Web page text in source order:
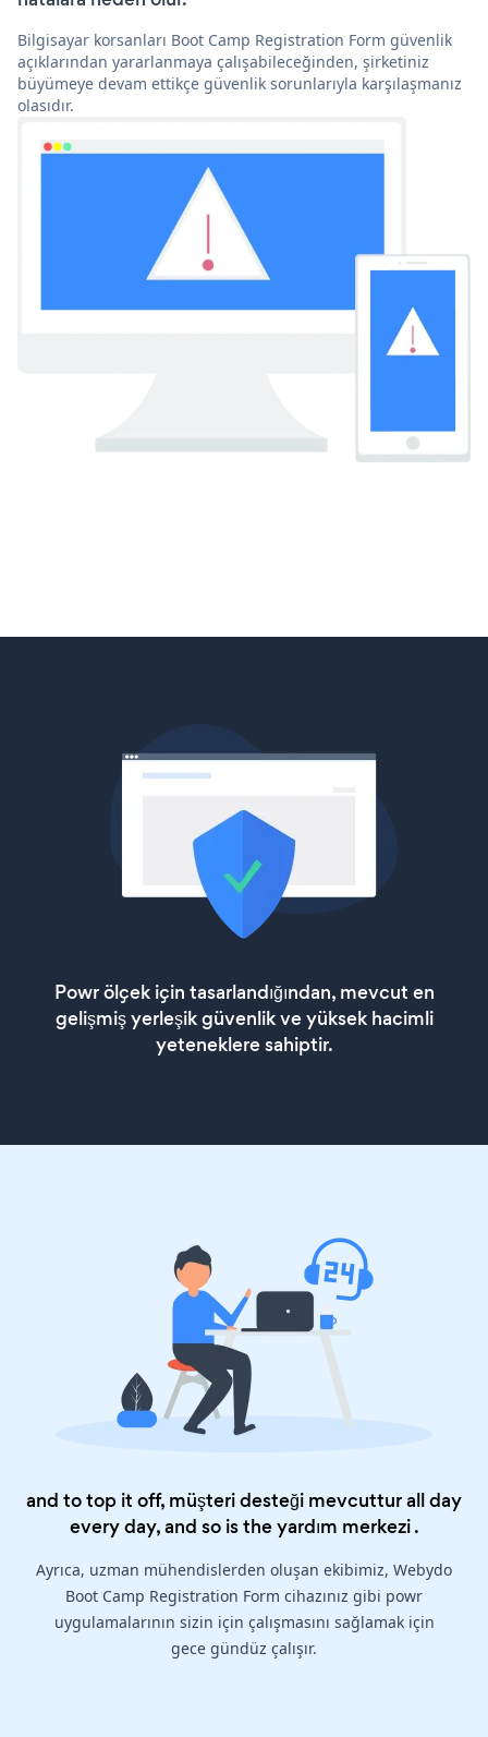
Bilgisayar korsanları Boot Camp Registration Form güvenlik
açıklarından yararlanmaya çalışabileceğinden, şirketiniz
büyümeye devam ettikçe güvenlik sorunlarıyla karşılaşmanız
olasıdır.
Powr ölçek için tasarlandığından, mevcut en
gelişmiş yerleşik güvenlik ve yüksek hacimli
yeteneklere sahiptir.
and to top it off, müşteri desteği mevcuttur all day
every day, and so is theyardım merkezi.
Ayrıca, uzman mühendislerden oluşan ekibimiz, Webydo
Boot Camp Registration Form cihazınız gibi powr
uygulamalarının sizin için çalışmasını sağlamak için
gece gündüz çalışır.